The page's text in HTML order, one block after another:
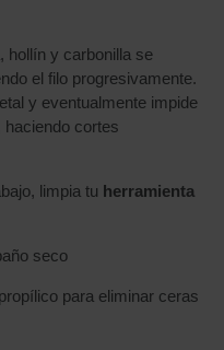
hollín y carbonilla se
el filo progresivamente.
y eventualmente impide
cortes
limpia tu herramienta
seco
para eliminar ceras